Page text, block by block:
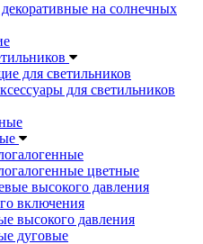
на солнечных
для светильников
для светильников
цветные
высокого давления
включения
высокого давления
дуговые